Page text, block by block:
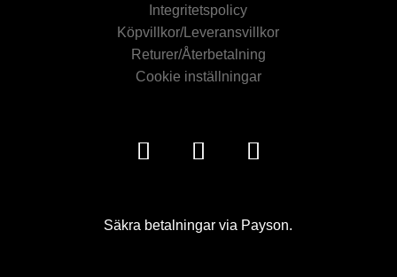
Integritetspolicy
Köpvillkor/Leveransvillkor
Returer/Återbetalning
Cookie inställningar
Säkra betalningar via Payson.